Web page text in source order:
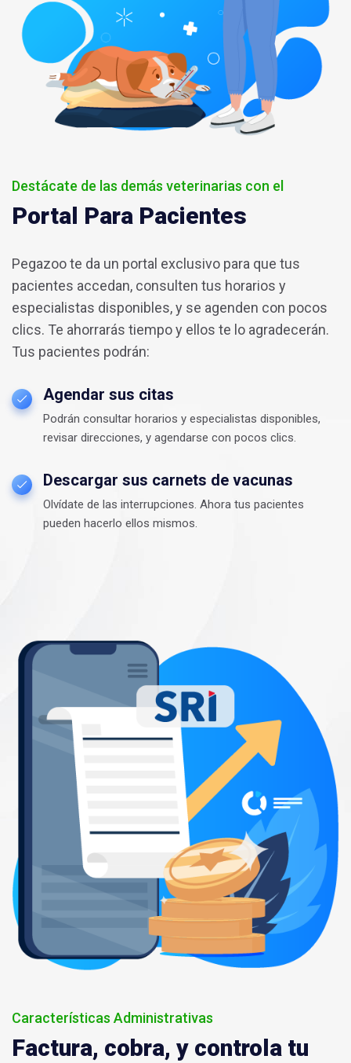
Destácate de las demás veterinarias con el
Portal Para Pacientes
Pegazoo te da un portal exclusivo para que tus
pacientes accedan, consulten tus horarios y
especialistas disponibles, y se agenden con pocos
clics. Te ahorrarás tiempo y ellos te lo agradecerán.
Tus pacientes podrán:
Agendar sus citas
Podrán consultar horarios y especialistas disponibles,
revisar direcciones, y agendarse con pocos clics.
Descargar sus carnets de vacunas
Olvídate de las interrupciones. Ahora tus pacientes
pueden hacerlo ellos mismos.
Características Administrativas
Factura, cobra, y controla tu